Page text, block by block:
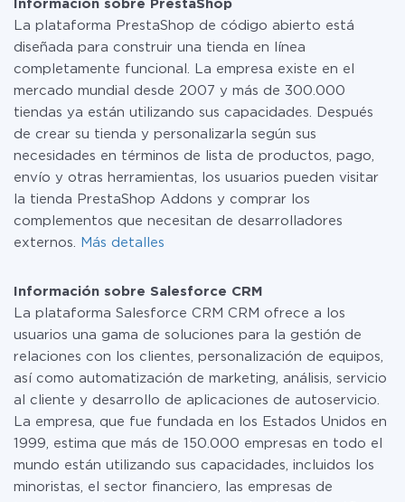
uno de pago, si es necesario. Más detalles sobre
tarifas.
CRM
Información sobre PrestaShop
La plataforma PrestaShop de código abierto está
diseñada para construir una tienda en línea
completamente funcional. La empresa existe en el
mercado mundial desde 2007 y más de 300.000
tiendas ya están utilizando sus capacidades. Después
de crear su tienda y personalizarla según sus
necesidades en términos de lista de productos, pago,
envío y otras herramientas, los usuarios pueden visitar
la tienda PrestaShop Addons y comprar los
complementos que necesitan de desarrolladores
externos.
Más detalles
Información sobre Salesforce CRM
La plataforma Salesforce CRM CRM ofrece a los
usuarios una gama de soluciones para la gestión de
relaciones con los clientes, personalización de equipos,
así como automatización de marketing, análisis, servicio
al cliente y desarrollo de aplicaciones de autoservicio.
La empresa, que fue fundada en los Estados Unidos en
1999, estima que más de 150.000 empresas en todo el
mundo están utilizando sus capacidades, incluidos los
minoristas, el sector financiero, las empresas de